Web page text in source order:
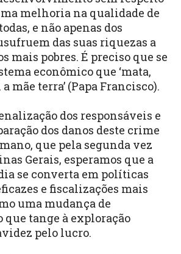
melhoria na qualidade de
e não apenas dos
das suas riquezas a
mais pobres. É preciso que se
econômico que ‘mata,
mãe terra’ (Papa Francisco).
dos responsáveis e
dos danos deste crime
que pela segunda vez
Gerais, esperamos que a
se converta em políticas
e fiscalizações mais
uma mudança de
tange à exploração
pelo lucro.